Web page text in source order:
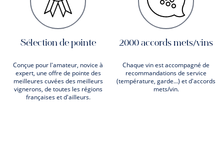
Sélection de pointe
Conçue pour l'amateur, novice à
expert, une offre de pointe des
meilleures cuvées des meilleurs
vignerons, de toutes les régions
françaises et d'ailleurs.
2000 accords mets/vins
Chaque vin est accompagné de
recommandations de service
(température, garde...) et d'accords
mets/vin.